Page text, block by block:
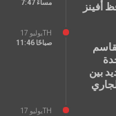
7:47 مساءً
أفينز
يوليو 17TH
11:46 صباحًا
بين
يوليو 17TH